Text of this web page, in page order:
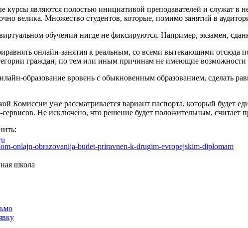
курсы являются полостью инициативой преподавателей и служат в
велика. Множество студентов, которые, помимо занятий в
обучении нигде не фиксируются. Например, экзамен,
онлайн-занятия к реальным, со всеми вытекающими отсюда
граждан, по тем или иным причинам не имеющие возможности
образование вровень с обыкновенным образованием,
Комиссии уже рассматривается вариант паспорта, который будет
Не исключено, что решение будет положительным, считает
onlajn-obrazovanija-budet-priravnen-k-drugim-evropejskim-diplomam
школа